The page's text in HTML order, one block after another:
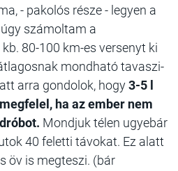
- pakolós része - legyen a
számoltam a
80-100 km-es versenyt ki
mondható tavaszi-
arra gondolok, hogy3-5 l
ha az ember nem
Mondjuk télen ugyebár
40 feletti távokat. Ez alatt
öv is megteszi. (bár